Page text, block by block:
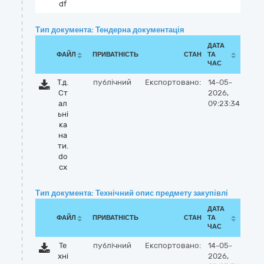
df
Тип документа: Тендерна документація
ФАЙЛ ПРИВАТНІСТЬ СТАН
ДАТА
ТА
ЧАС
Т.д.
Ст
ал
ьні
ка
на
ти.
do
cx
публічний Експортовано:
14-05-
2026,
09:23:34
Тип документа: Технічний опис предмету закупівлі
ФАЙЛ ПРИВАТНІСТЬ СТАН
ДАТА
ТА
ЧАС
Те
хні
публічний Експортовано:
14-05-
2026,